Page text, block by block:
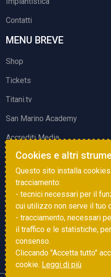
Contatti
MENU BREVE
Shop
Tickets
Titani.tv
San Marino Academy
Accrediti Media
ATTIVITÀ ED EVENTI
Squadre di Calcio
Associazione Sammarinese
Vota gol e parata
Cookies e altri
Questo sito installa
tracciamento:
- tecnici necessari per il
cui utilizzo non serve il tuo
- tracciamento, necessari
il traffico e le statistiche,
consenso.
Cliccando "Accetta tutto"
cookie. Leggi di più